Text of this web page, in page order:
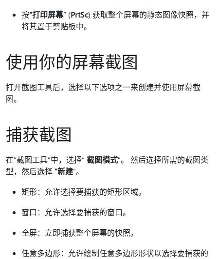
按“打印屏幕” (PrtSc) 获取整个屏幕的静态图像快照，并
将其置于剪贴板中。
使用你的屏幕截图
打开截图工具后，选择以下选项之一来创建并使用屏幕截
图。
捕获截图
在“截图工具”中，选择“ 截图模式”。 然后选择所需的截图类
型，然后选择“新建”。
矩形：允许选择要捕获的矩形区域。
窗口：允许选择要捕获的窗口。
全屏：立即捕获整个屏幕的快照。
任意多边形：允许绘制任意多边形形状以选择要捕获的